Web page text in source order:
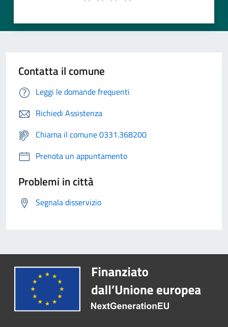
Contatta il comune
Leggi le domande frequenti
Richiedi Assistenza
Chiama il comune 0331.368200
Prenota un appuntamento
Problemi in città
Segnala disservizio